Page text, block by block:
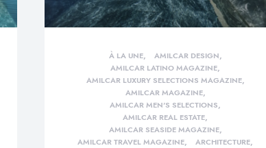
À LA UNE
AMILCAR DESIGN
AMILCAR LATINO MAGAZINE
AMILCAR LUXURY SELECTIONS MAGAZINE
AMILCAR MAGAZINE
AMILCAR MEN'S SELECTIONS
AMILCAR REAL ESTATE
AMILCAR SEASIDE MAGAZINE
AMILCAR TRAVEL MAGAZINE
ARCHITECTURE